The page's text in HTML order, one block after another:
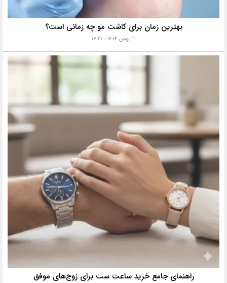
بهترین زمان برای کاشت مو چه زمانی است؟
۱۱ بهمن ۱۴۰۴ - ۱۷:۲۱
راهنمای جامع خرید ساعت ست برای زوج‌های موفق